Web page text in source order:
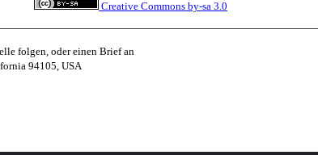
Creative Commons by-sa 3.0
folgen, oder einen Brief an
94105, USA